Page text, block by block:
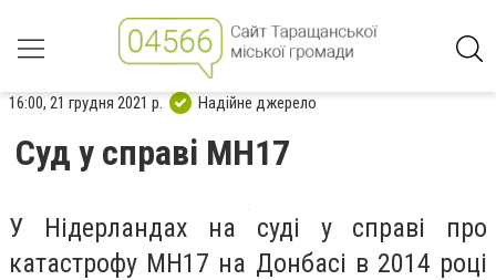
16:00, 21 грудня 2021 р. Надійне джерело
Суд у справі MH17
У Нідерландах на суді у справі про
катастрофу MH17 на Донбасі в 2014 році